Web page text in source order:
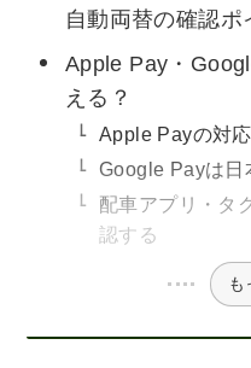
自動両替の確認ポ
Apple Pay・
える？
Apple Payの対
Google Payは日
配車アプリ・タ
認する
も